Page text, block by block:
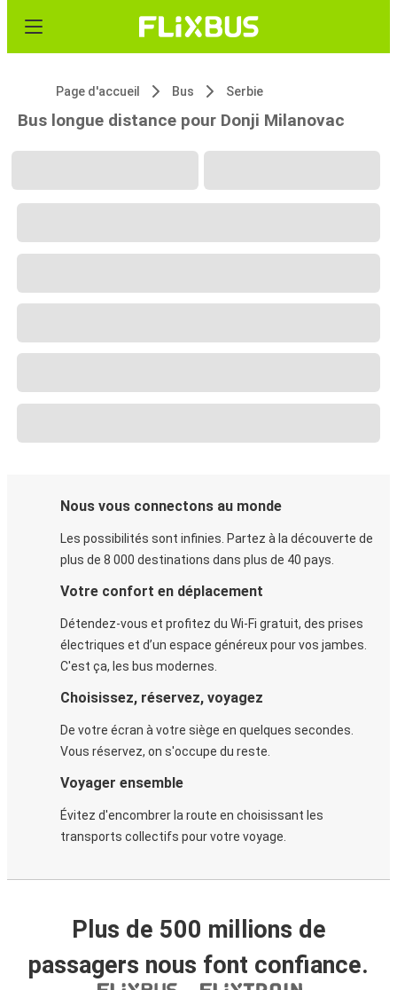
Page d'accueil Bus Serbie
Bus longue distance pour Donji Milanovac
Nous vous connectons au monde
Les possibilités sont infinies. Partez à la découverte de
plus de 8 000 destinations dans plus de 40 pays.
Votre confort en déplacement
Détendez-vous et profitez du Wi-Fi gratuit, des prises
électriques et d’un espace généreux pour vos jambes.
C'est ça, les bus modernes.
Choisissez, réservez, voyagez
De votre écran à votre siège en quelques secondes.
Vous réservez, on s'occupe du reste.
Voyager ensemble
Évitez d'encombrer la route en choisissant les
transports collectifs pour votre voyage.
Plus de 500 millions de
passagers nous font confiance.